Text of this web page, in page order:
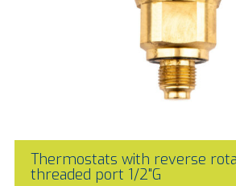
Thermostats with reverse
threaded port 1/2"G